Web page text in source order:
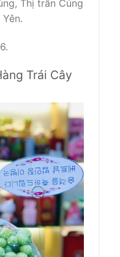
Thị trấn Củng
Trái Cây